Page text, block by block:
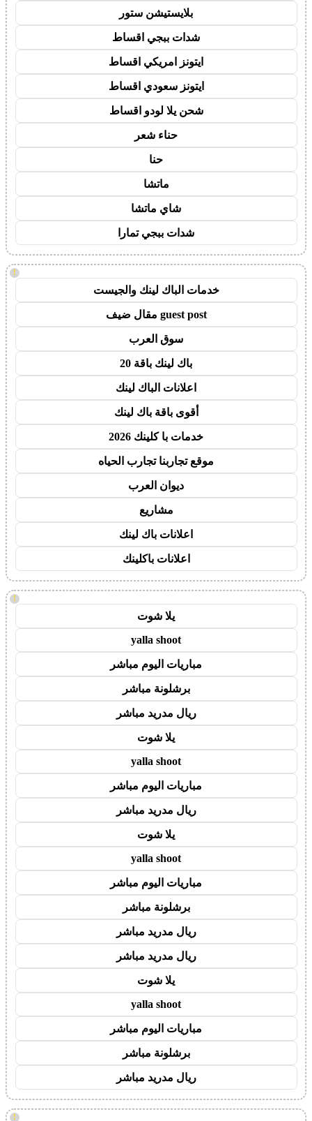
بلايستيشن ستور
شدات ببجي اقساط
ايتونز امريكي اقساط
ايتونز سعودي اقساط
شحن يلا لودو اقساط
حناء شعر
حنا
ماتشا
شاي ماتشا
شدات ببجي تمارا
!
خدمات الباك لينك والجيست
guest post مقال ضيف
سوق العرب
باك لينك باقة 20
اعلانات الباك لينك
أقوى باقة باك لينك
خدمات با كلينك 2026
موقع تجاربنا تجارب الحياه
ديوان العرب
مشاريع
اعلانات باك لينك
اعلانات باكلينك
!
يلا شوت
yalla shoot
مباريات اليوم مباشر
برشلونة مباشر
ريال مدريد مباشر
يلا شوت
yalla shoot
مباريات اليوم مباشر
ريال مدريد مباشر
يلا شوت
yalla shoot
مباريات اليوم مباشر
برشلونة مباشر
ريال مدريد مباشر
ريال مدريد مباشر
يلا شوت
yalla shoot
مباريات اليوم مباشر
برشلونة مباشر
ريال مدريد مباشر
!